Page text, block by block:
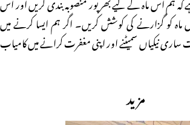
کو گزارنے کی کوشش کریں۔ اگر ہم ایسا کرنے میں
ساری نیکیاں سمیٹنے اور اپنی مغفرت کرانے میں کامیاب
مزید